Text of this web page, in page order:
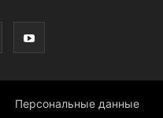
Персональные данные